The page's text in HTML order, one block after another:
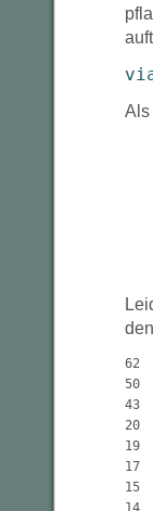
Als
62
50
43
20
19
17
15
14